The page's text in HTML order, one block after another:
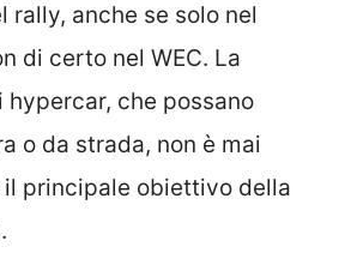
rally, anche se solo nel
di certo nel WEC. La
hypercar, che possano
o da strada, non è mai
principale obiettivo della